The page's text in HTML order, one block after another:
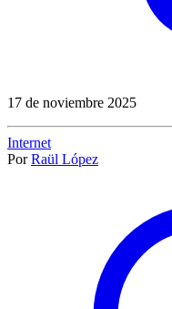
17 de noviembre 2025
Internet
Por Raül López